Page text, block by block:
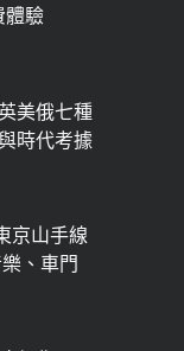
體驗
美俄七種
時代考據
京山手線
、車門